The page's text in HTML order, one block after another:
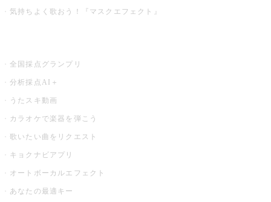
気持ちよく歌おう！『マスクエフェクト』
全国採点グランプリ
分析採点AI＋
うたスキ動画
カラオケで楽器を弾こう
歌いたい曲をリクエスト
キョクナビアプリ
オートボーカルエフェクト
あなたの最適キー